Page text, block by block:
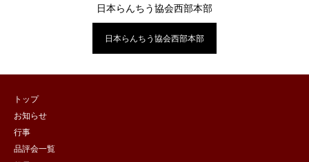
日本らんちう協会西部本部
日本らんちう協会西部本部
トップ
お知らせ
行事
品評会一覧